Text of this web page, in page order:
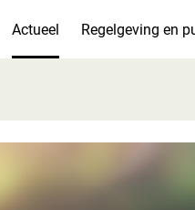
Actueel Regelgeving en